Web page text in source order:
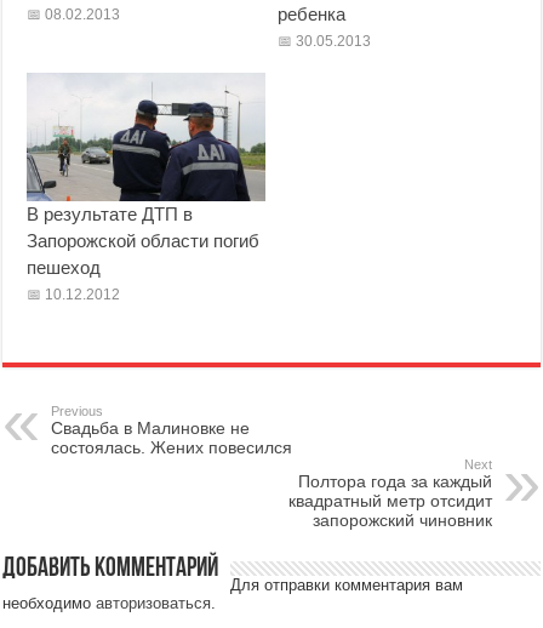
08.02.2013
ребенка
30.05.2013
В результате ДТП в
Запорожской области погиб
пешеход
10.12.2012
Previous
Свадьба в Малиновке не
состоялась. Жених повесился
Next
Полтора года за каждый
квадратный метр отсидит
запорожский чиновник
Добавить комментарий
Для отправки комментария вам
необходимоавторизоваться.